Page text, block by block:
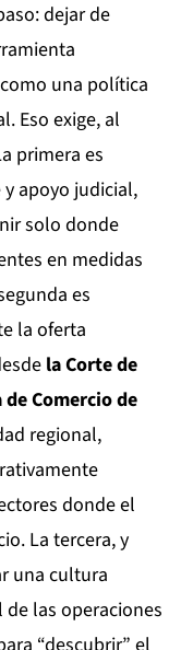
dejar de
una política
Eso exige, al
primera es
apoyo judicial,
solo donde
en medidas
es
la oferta
la Corte de
Comercio de
regional,
donde el
La tercera, y
una cultura
las operaciones